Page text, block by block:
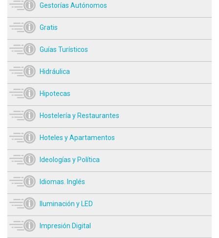
Gestorías Autónomos
Gratis
Guías Turísticos
Hidráulica
Hipotecas
Hostelería y Restaurantes
Hoteles y Apartamentos
Ideologías y Política
Idiomas. Inglés
Iluminación y LED
Impresión Digital